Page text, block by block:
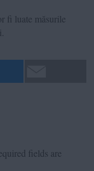
fi luate măsurile
fields are